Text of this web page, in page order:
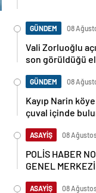
GÜNDEM 08
Vali Zorluoğlu
son görüldüğü
GÜNDEM 08
Kayıp Narin
çuval içinde
ASAYİŞ 08
POLİS HABER
GENEL
ASAYİŞ 08